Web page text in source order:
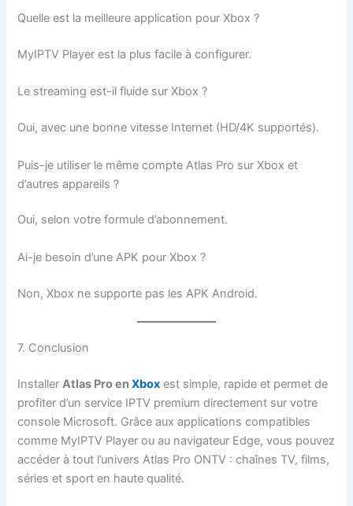
Quelle est la meilleure application pour Xbox ?
MyIPTV Player est la plus facile à configurer.
Le streaming est-il fluide sur Xbox ?
Oui, avec une bonne vitesse Internet (HD/4K supportés).
Puis-je utiliser le même compte Atlas Pro sur Xbox et
d’autres appareils ?
Oui, selon votre formule d’abonnement.
Ai-je besoin d’une APK pour Xbox ?
Non, Xbox ne supporte pas les APK Android.
7. Conclusion
InstallerAtlas Pro enXbox est simple, rapide et permet de
profiter d’un service IPTV premium directement sur votre
console Microsoft. Grâce aux applications compatibles
comme MyIPTV Player ou au navigateur Edge, vous pouvez
accéder à tout l’univers Atlas Pro ONTV : chaînes TV, films,
séries et sport en haute qualité.